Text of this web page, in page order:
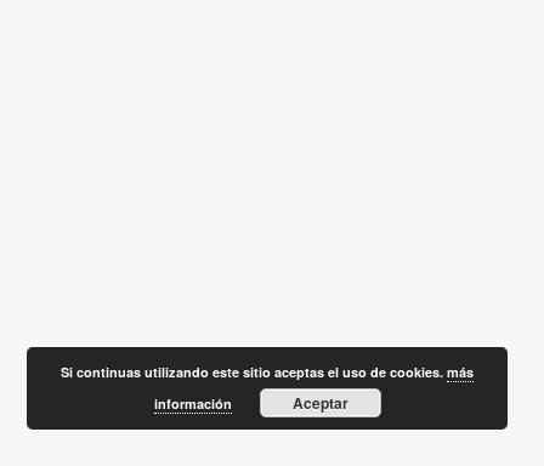
Si continuas utilizando este sitio aceptas el uso de cookies.más
información
Aceptar